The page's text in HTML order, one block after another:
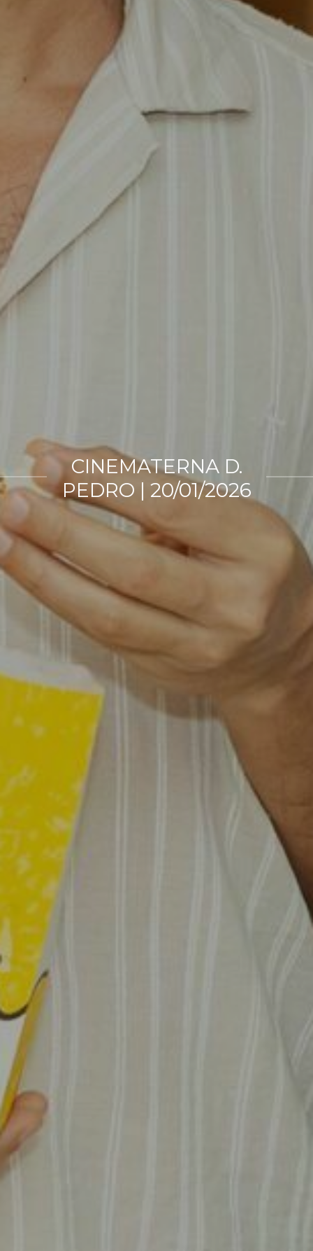
CINEMATERNA D.
PEDRO | 20/01/2026